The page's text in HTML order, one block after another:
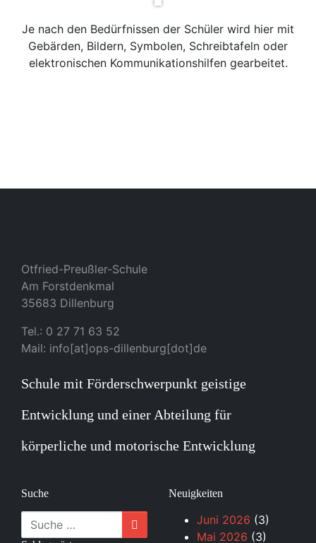
Je nach den Bedürfnissen der Schüler wird hier mit
Gebärden, Bildern, Symbolen, Schreibtafeln oder
elektronischen Kommunikationshilfen gearbeitet.
Otfried-Preußler-Schule
Am Forstdenkmal
35683 Dillenburg
Tel.: 0 27 71 63 52
Mail: info[at]ops-dillenburg[dot]de
Schule mit Förderschwerpunkt geistige
Entwicklung und einer Abteilung für
körperliche und motorische Entwicklung
Suche
Suche
Neuigkeiten
Juni 2026 (3)
Mai 2026 (3)